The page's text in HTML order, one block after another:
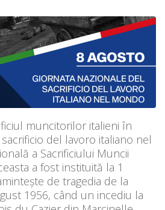
muncitorilor italieni în
del lavoro italiano nel
a Sacrificiului Muncii
a fost instituită la 1
de tragedia de la
1956, când un incediu la